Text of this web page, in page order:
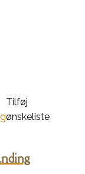
Tilføj
ønskeliste